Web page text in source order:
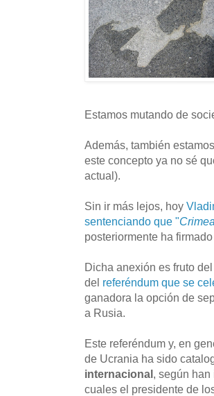
Estamos mutando de
Además, también
este concepto ya no sé
actual).
Sin ir más lejos, hoy
sentenciando que "
posteriormente ha
Dicha anexión es fruto
del referéndum que se
ganadora la opción de
a Rusia.
Este referéndum y, en
de Ucrania ha sido
internacional, según
cuales el presidente de